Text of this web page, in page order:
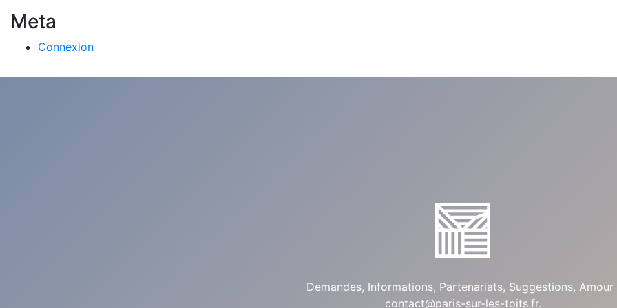
Meta
Connexion
Demandes, Informations, Partenariats, Suggestions, Amour
contact@paris-sur-les-toits.fr.